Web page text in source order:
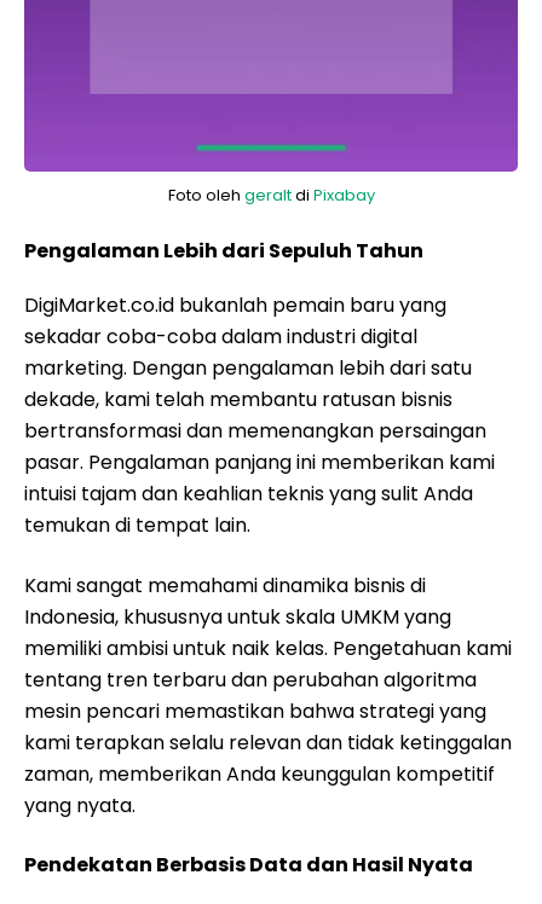
Foto oleh geraltdi Pixabay
Pengalaman Lebih dari Sepuluh Tahun
DigiMarket.co.id bukanlah pemain baru yang
sekadar coba-coba dalam industri digital
marketing. Dengan pengalaman lebih dari satu
dekade, kami telah membantu ratusan bisnis
bertransformasi dan memenangkan persaingan
pasar. Pengalaman panjang ini memberikan kami
intuisi tajam dan keahlian teknis yang sulit Anda
temukan di tempat lain.
Kami sangat memahami dinamika bisnis di
Indonesia, khususnya untuk skala UMKM yang
memiliki ambisi untuk naik kelas. Pengetahuan kami
tentang tren terbaru dan perubahan algoritma
mesin pencari memastikan bahwa strategi yang
kami terapkan selalu relevan dan tidak ketinggalan
zaman, memberikan Anda keunggulan kompetitif
yang nyata.
Pendekatan Berbasis Data dan Hasil Nyata